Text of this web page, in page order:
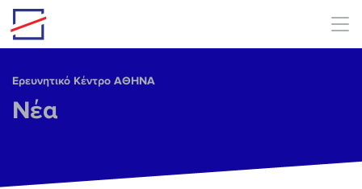
Skip to main content
Ερευνητικό Κέντρο ΑΘΗΝΑ
Νέα